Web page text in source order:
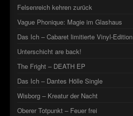
Felsenreich kehren zurück
Vague Phonique: Magie im Glashaus
Das Ich – Cabaret limitierte Vinyl-Edition
Unterschicht are back!
The Fright – DEATH EP
Das Ich – Dantes Hölle Single
Wisborg – Kreatur der Nacht
Oberer Totpunkt – Feuer frei